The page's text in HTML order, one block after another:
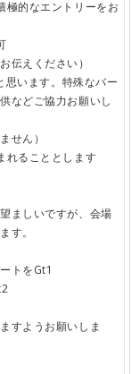
極的なエントリーをお
えください）
思います。特殊なバー
などご協力お願いし
せん）
れることとします
ましいですが、会場
ます。
トをGt1
すようお願いしま